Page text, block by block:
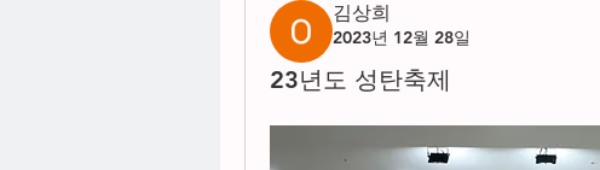
김상희
2023년 12월 28일
23년도 성탄축제